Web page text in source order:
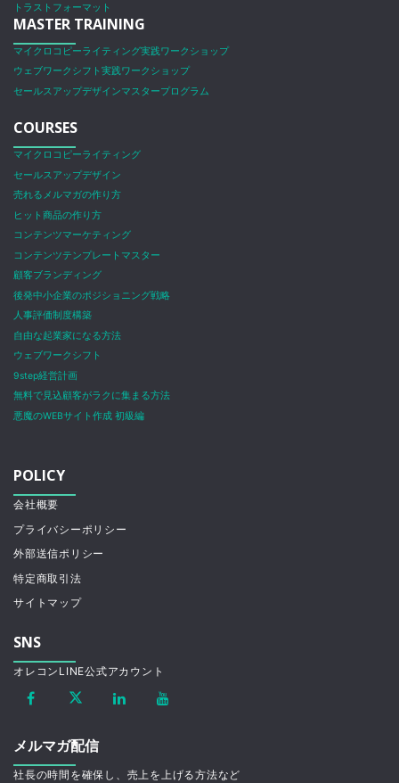
トラストフォーマット
MASTER TRAINING
マイクロコピーライティング実践ワークショップ
ウェブワークシフト実践ワークショップ
セールスアップデザインマスタープログラム
COURSES
マイクロコピーライティング
セールスアップデザイン
売れるメルマガの作り方
ヒット商品の作り方
コンテンツマーケティング
コンテンツテンプレートマスター
顧客ブランディング
後発中小企業のポジショニング戦略
人事評価制度構築
自由な起業家になる方法
ウェブワークシフト
9step経営計画
無料で見込顧客がラクに集まる方法
悪魔のWEBサイト作成 初級編
POLICY
会社概要
プライバシーポリシー
外部送信ポリシー
特定商取引法
サイトマップ
SNS
オレコンLINE公式アカウント
メルマガ配信
社長の時間を確保し、売上を上げる方法など